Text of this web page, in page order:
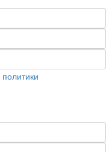
политики